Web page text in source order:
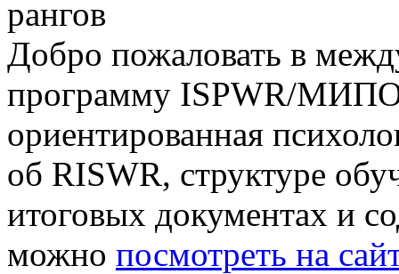
рангов
Добро пожаловать в
программу ISPWR/
ориентированная
об RISWR, структуре
итоговых документах и
можно посмотреть на